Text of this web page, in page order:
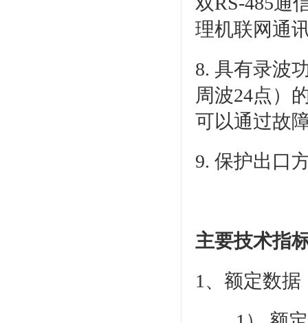
理机联网通
8. 具有录波
周波24点）
可以通过故
9. 保护出口
主要技术指
1、额定数据